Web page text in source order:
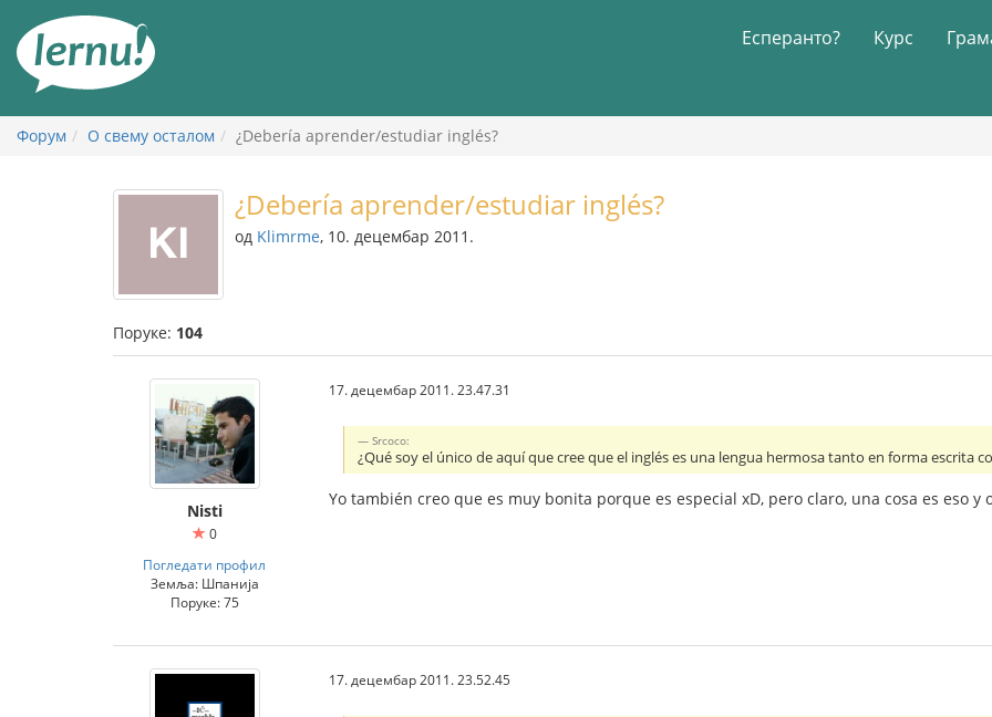
садржају
Есперанто? Курс
Форум О свему осталом ¿Debería aprender/estudiar inglés?
¿Debería aprender/estudiar inglés?
од Klimrme, 10. децембар 2011.
Поруке: 104
Nisti
0
Погледати профил
Земља: Шпанија
Поруке: 75
17. децембар 2011. 23.47.31
Srcoco:
¿Qué soy el único de aquí que cree que el inglés es una lengua hermosa tanto en forma escrita
Yo también creo que es muy bonita porque es especial xD, pero claro, una cosa es eso
17. децембар 2011. 23.52.45